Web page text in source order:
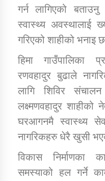
गर्न लागिएको
स्वास्थ्य अवस्थालाई
गरिएको शाहीको भनाइ
हिमा गाउँपालिका
रणवहादुर बुढाले
लागि शिविर
लक्ष्मणवहादुर
घरआगनमै स्वास्थ्य
नागरिकहरु धेरै खुसी
विकास निर्माणका
समस्याको हल गर्ने